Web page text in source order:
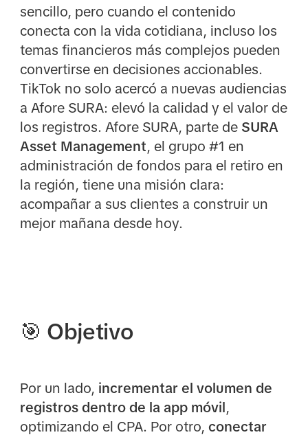
sencillo, pero cuando el contenido
conecta con la vida cotidiana, incluso los
temas financieros más complejos pueden
convertirse en decisiones accionables.
TikTok no solo acercó a nuevas audiencias
a Afore SURA: elevó la calidad y el valor de
los registros. Afore SURA, parte de SURA
Asset Management, el grupo #1 en
administración de fondos para el retiro en
la región, tiene una misión clara:
acompañar a sus clientes a construir un
mejor mañana desde hoy.
🎯 Objetivo
Por un lado, incrementar el volumen de
registros dentro de la app móvil ,
optimizando el CPA. Por otro, conectar